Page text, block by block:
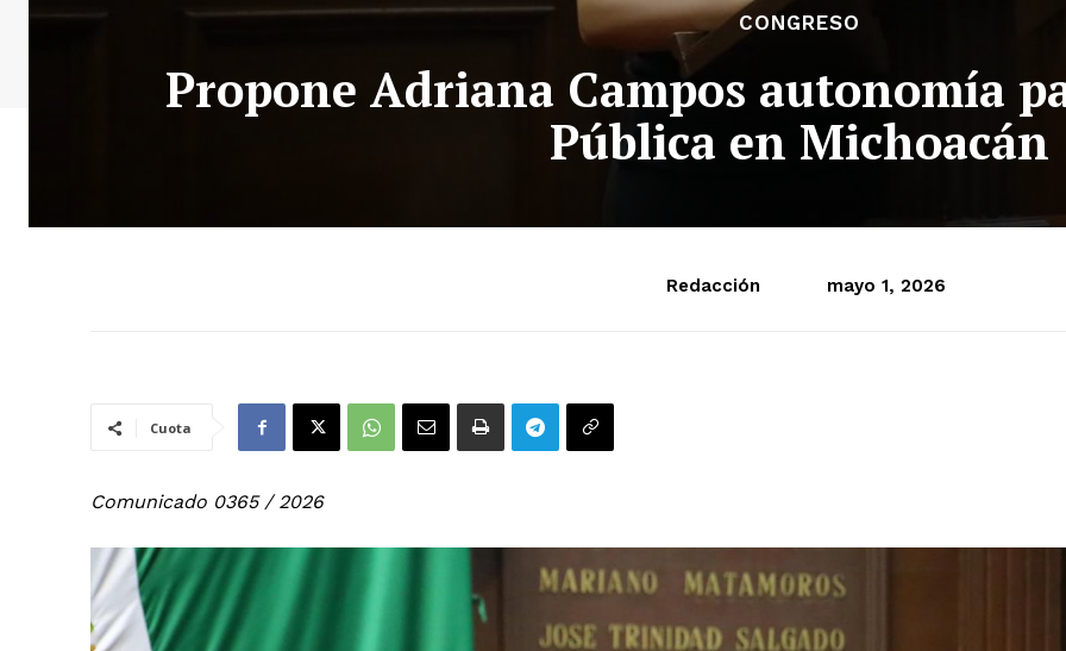
CONGRESO
Propone Adriana Campos autonomía
Pública en Michoacán
Redacción mayo 1, 2026
Cuota
Comunicado 0365 / 2026